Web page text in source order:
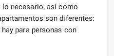
necesario, así como
son diferentes:
para personas con